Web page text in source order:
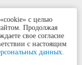
с целью
Продолжая
свое согласие
с настоящим
данных.